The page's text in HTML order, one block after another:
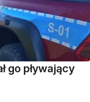
go pływający